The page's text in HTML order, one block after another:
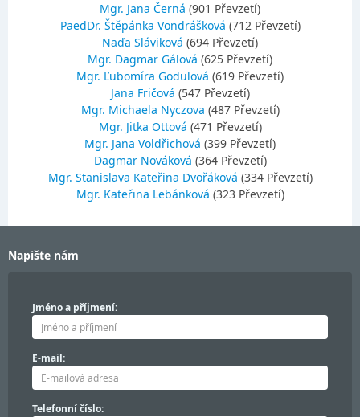
Mgr. Jana Černá (901 Převzetí)
PaedDr. Štěpánka Vondrášková (712 Převzetí)
Naďa Sláviková (694 Převzetí)
Mgr. Dagmar Gálová (625 Převzetí)
Mgr. Ľubomíra Godulová (619 Převzetí)
Jana Fričová (547 Převzetí)
Mgr. Michaela Nyczova (487 Převzetí)
Mgr. Jitka Ottová (471 Převzetí)
Mgr. Jana Voldřichová (399 Převzetí)
Dagmar Nováková (364 Převzetí)
Mgr. Stanislava Kateřina Dvořáková (334 Převzetí)
Mgr. Kateřina Lebánková (323 Převzetí)
Napište nám
Jméno a příjmení:
E-mail:
Telefonní číslo: